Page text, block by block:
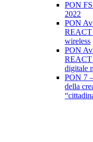
PON
2022
PON
REACT
wireless
PON
REACT
digitale
PON 7
della